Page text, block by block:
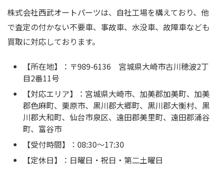
株式会社西武オートパーツは、自社工場を構えており、他
で査定の付かない不要車、事故車、水没車、故障車なども
買取に対応しております。
【所在地】：〒989-6136 宮城県大崎市古川穂波2丁
目2番11号
【対応エリア】：宮城県大崎市、加美郡加美町、加美
郡色麻町、栗原市、黒川郡大郷町、黒川郡大衡村、黒
川郡大和町、仙台市泉区、遠田郡美里町、遠田郡涌谷
町、富谷市
【受付時間】：08:30〜17:30
【定休日】：日曜日・祝日・第二土曜日